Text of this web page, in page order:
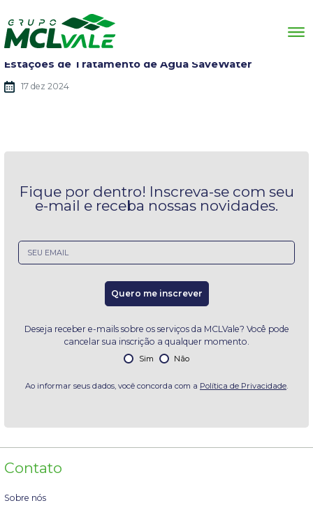
Estações de Tratamento de Água SaveWater
17 dez 2024
Fique por dentro! Inscreva-se com seu
e-mail e receba nossas novidades.
Quero me inscrever
Deseja receber e-mails sobre os serviços da MCLVale? Você pode
cancelar sua inscrição a qualquer momento.
Sim Não
Ao informar seus dados, você concorda com a Política de Privacidade.
Contato
Sobre nós